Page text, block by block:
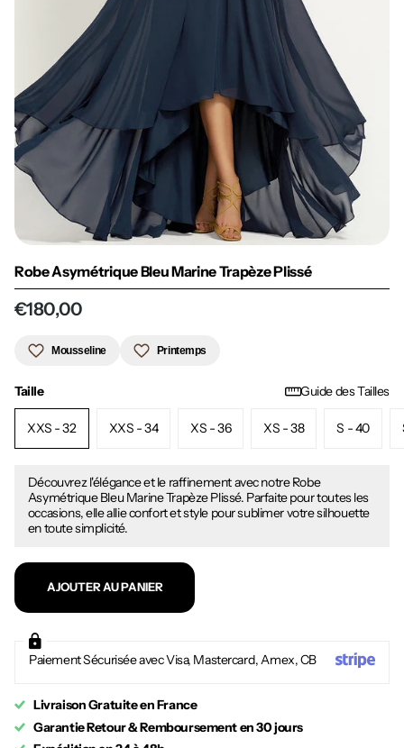
Robe Asymétrique Bleu Marine Trapèze Plissé
€180,00
Mousseline Printemps
Taille Guide des Tailles
XXS - 32 XXS - 34 XS - 36 XS - 38 S - 40
Découvrez l'élégance et le raffinement avec notre Robe
Asymétrique Bleu Marine Trapèze Plissé. Parfaite pour toutes les
occasions, elle allie confort et style pour sublimer votre silhouette
en toute simplicité.
AJOUTER AU PANIER
Paiement Sécurisée avec Visa, Mastercard, Amex, CB
Livraison Gratuite en France
Garantie Retour & Remboursement en 30 jours